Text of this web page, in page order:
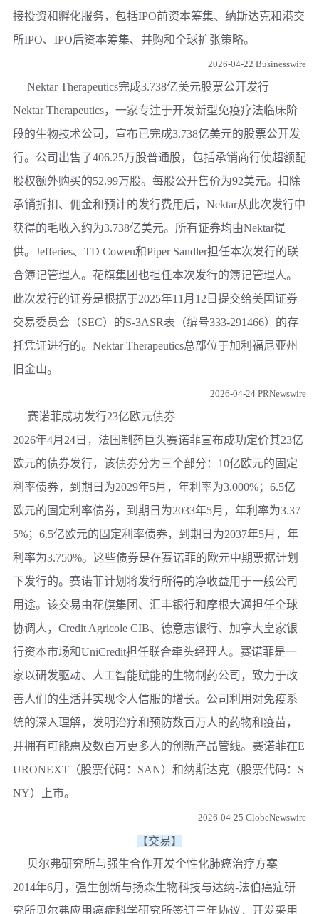
接投资和孵化服务，包括IPO前资本筹集、纳斯达克和港交
所IPO、IPO后资本筹集、并购和全球扩张策略。
2026-04-22 Businesswire
Nektar Therapeutics完成3.738亿美元股票公开发行
Nektar Therapeutics，一家专注于开发新型免疫疗法临床阶
段的生物技术公司，宣布已完成3.738亿美元的股票公开发
行。公司出售了406.25万股普通股，包括承销商行使超额配
股权额外购买的52.99万股。每股公开售价为92美元。扣除
承销折扣、佣金和预计的发行费用后，Nektar从此次发行中
获得的毛收入约为3.738亿美元。所有证券均由Nektar提
供。Jefferies、TD Cowen和Piper Sandler担任本次发行的联
合簿记管理人。花旗集团也担任本次发行的簿记管理人。
此次发行的证券是根据于2025年11月12日提交给美国证券
交易委员会（SEC）的S-3ASR表（编号333-291466）的存
托凭证进行的。Nektar Therapeutics总部位于加利福尼亚州
旧金山。
2026-04-24 PRNewswire
赛诺菲成功发行23亿欧元债券
2026年4月24日，法国制药巨头赛诺菲宣布成功定价其23亿
欧元的债券发行，该债券分为三个部分：10亿欧元的固定
利率债券，到期日为2029年5月，年利率为3.000%；6.5亿
欧元的固定利率债券，到期日为2033年5月，年利率为3.37
5%；6.5亿欧元的固定利率债券，到期日为2037年5月，年
利率为3.750%。这些债券是在赛诺菲的欧元中期票据计划
下发行的。赛诺菲计划将发行所得的净收益用于一般公司
用途。该交易由花旗集团、汇丰银行和摩根大通担任全球
协调人，Credit Agricole CIB、德意志银行、加拿大皇家银
行资本市场和UniCredit担任联合牵头经理人。赛诺菲是一
家以研发驱动、人工智能赋能的生物制药公司，致力于改
善人们的生活并实现令人信服的增长。公司利用对免疫系
统的深入理解，发明治疗和预防数百万人的药物和疫苗，
并拥有可能惠及数百万更多人的创新产品管线。赛诺菲在E
URONEXT（股票代码：SAN）和纳斯达克（股票代码：S
NY）上市。
2026-04-25 GlobeNewswire
【交易】
贝尔弗研究所与强生合作开发个性化肺癌治疗方案
2014年6月，强生创新与扬森生物科技与达纳-法伯癌症研
究所贝尔弗应用癌症科学研究所签订三年协议，开发采用